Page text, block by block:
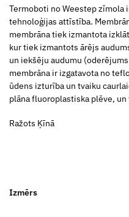
Termoboti no Weestep zīmola
tehnoloģijas attīstība.
membrāna tiek izmantota
kur tiek izmantots ārējs
un iekšēju audumu
membrāna ir izgatavota no
ūdens izturība un tvaiku
plāna fluoroplastiska plēve,
Ražots Ķīnā
Izmērs